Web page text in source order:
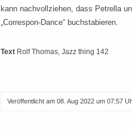
kann nachvollziehen, dass Petrella
„Correspon-Dance“ buchstabieren.
Text Rolf Thomas, Jazz thing 142
Veröffentlicht am 08. Aug 2022 um 07:57